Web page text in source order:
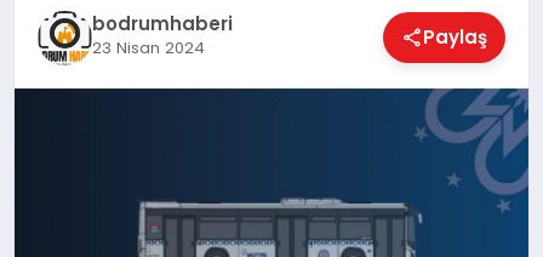
SPOR bodrumhaberi
23 Nisan 2024 Paylaş